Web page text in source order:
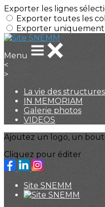
Exporter les lignes
Exporter toutes les
Exporter uniquement
Menu
<
>
La vie des structures
IN MEMORIAM
Galerie photos
VIDEOS
Ajoutez un logo, un
Cliquez pour éditer
Site SNEMM